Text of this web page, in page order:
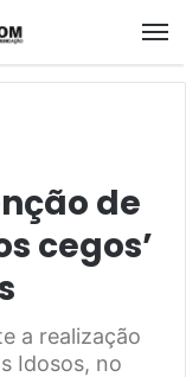
de
cegos’
a realização
Idosos, no